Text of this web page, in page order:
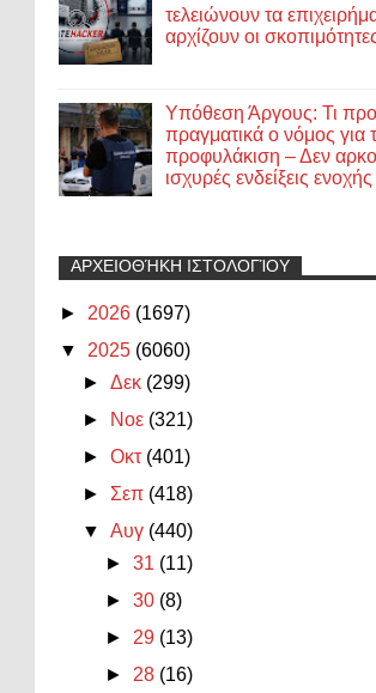
τελειώνουν τα
αρχίζουν οι
Υπόθεση Άργους: Τι
πραγματικά ο νόμος για
προφυλάκιση – Δεν
ισχυρές ενδείξεις ενοχής
ΑΡΧΕΙΟΘΉΚΗ ΙΣΤΟΛΟΓΊΟΥ
► 2026 (1697)
▼ 2025 (6060)
►Δεκ (299)
►
Νοε (321)
►Οκτ (401)
► Σεπ (418)
▼Αυγ (440)
►31 (11)
►30 (8)
► 29 (13)
► 28 (16)